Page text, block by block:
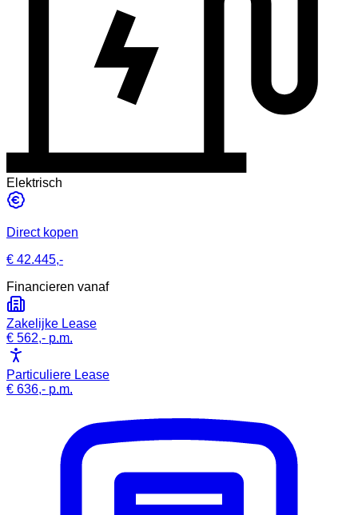
Elektrisch
Direct kopen
€ 42.445,-
Financieren vanaf
Zakelijke Lease
€ 562,- p.m.
Particuliere Lease
€ 636,- p.m.